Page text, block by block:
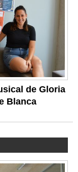
de Gloria
Blanca